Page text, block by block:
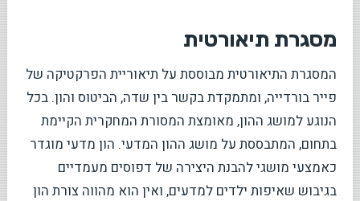
מסגרת תיאורטית
המסגרת התיאורטית מבוססת על תיאוריית הפרקטיקה של
פייר בורדייה, ומתמקדת בקשר בין שדה, הביטוס והון. בכל
הנוגע למושג ההון, מאומצת המסורת המחקרית הקיימת
בתחום, המתבססת על מושג ההון המדעי. הון מדעי מוגדר
כאמצעי מושגי להבנת היצירה של דפוסים מעמדיים
בגיבוש שאיפות ילדים למדעים, ואין הוא מהווה צורת הון